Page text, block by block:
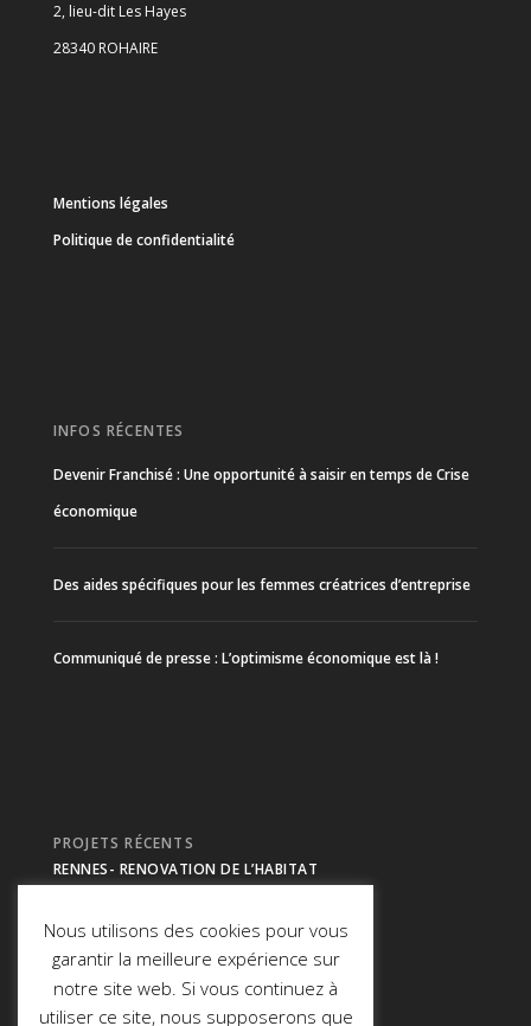
2, lieu-dit Les Hayes
28340 ROHAIRE
Mentions légales
Politique de confidentialité
INFOS RÉCENTES
Devenir Franchisé : Une opportunité à saisir en temps de Crise
économique
Des aides spécifiques pour les femmes créatrices d’entreprise
Communiqué de presse : L’optimisme économique est là !
PROJETS RÉCENTS
RENNES- RENOVATION DE L’HABITAT
Morbihan- CHASSEUR DE TETES
REIMS- CHASSEUR DE TETES
Nous utilisons des cookies pour vous
garantir la meilleure expérience sur
notre site web. Si vous continuez à
utiliser ce site, nous supposerons que